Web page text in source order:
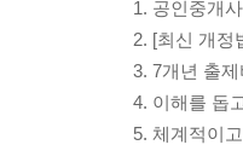
1. 공인중개
2. [최신 개정
3. 7개년 출
4. 이해를 돕
5. 체계적이